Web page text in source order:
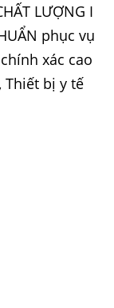
LƯỢNG I
phục vụ
xác cao
bị y tế